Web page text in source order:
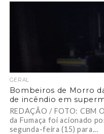
GERAL
Bombeiros de Morro
de incêndio em
REDAÇÃO / FOTO: CBM
da Fumaça foi acionado
segunda-feira (15) para...